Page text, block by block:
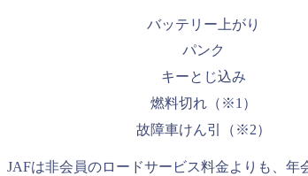
バッテリー上がり
パンク
キーとじ込み
燃料切れ（※1）
故障車けん引（※2）
JAFは非会員のロードサービス料金よりも、年